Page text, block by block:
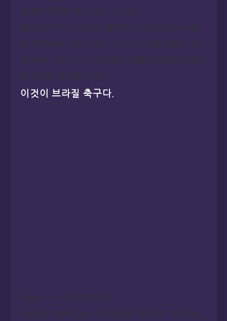
한것은 당연한 일일지도 모르겠다.
경기 전 각 팀의 주포로 활약하는 선수를 보고 서울
의 스피드와 수원의 높이 싸움이라고 생각했다. 하지
만 이번 시즌 야심차게 준비한 용병이 전반전에 예상
을 뒤엎는 결과를 만든다.
이것이 브라질 축구다.
<출처 – 네이버 인물 검색>
에벨톤C. K리그에는 현재 3명의 에벨톤이 존재하는